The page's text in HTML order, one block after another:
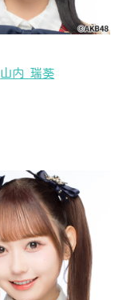
山内 瑞葵